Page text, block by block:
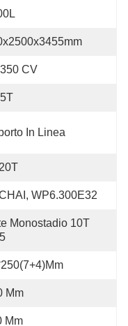
CV
In Linea
WP6.300E32
Monostadio 10T
Mm
Mm